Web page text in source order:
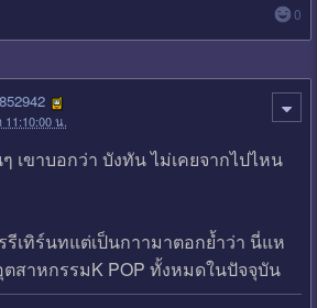
0
11:10:00 น.
เขาบอกว่า บังทัน ไม่เคยจากไปไหน
เทิร์นทแต่เป็นกาามาตอกย้ำว่า นี่แห
สาหกรรมK POP ทั้งหมดในปัจจุบัน